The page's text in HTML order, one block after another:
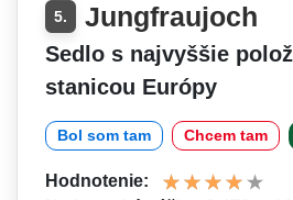
5. Jungfraujoch
Sedlo s najvyššie
stanicou Európy
Bol som tam Chcem tam
Hodnotenie: